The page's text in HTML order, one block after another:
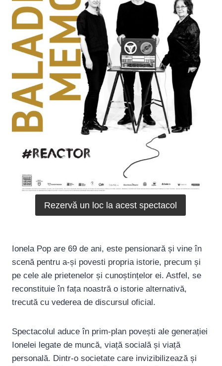
Rezervă un loc la acest spectacol
Ionela Pop are 69 de ani, este pensionară și vine în
scenă pentru a-și povesti propria istorie, precum și
pe cele ale prietenelor și cunoștințelor ei. Astfel, se
reconstituie în fața noastră o istorie alternativă,
trecută cu vederea de discursul oficial.
Spectacolul aduce în prim-plan povești ale generației
Ionelei legate de muncă, viață socială și viață
personală. Dintr-o societate care invizibilizează și